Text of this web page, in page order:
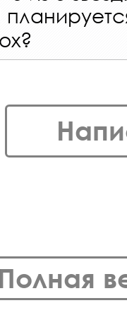
Полная